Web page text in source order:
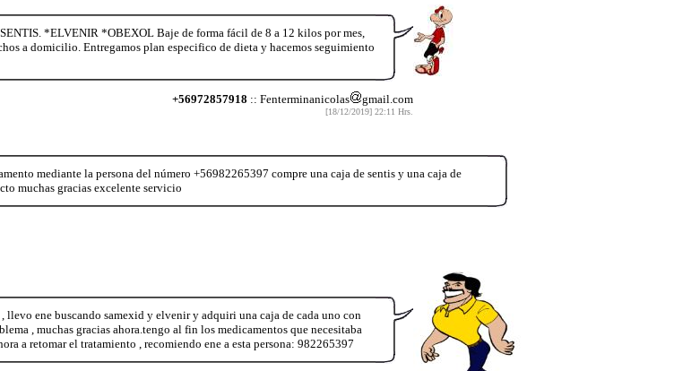
*ELVENIR *OBEXOL Baje de forma fácil de 8 a 12 kilos por mes,
a domicilio. Entregamos plan especifico de dieta y hacemos seguimiento
+56972857918 :: Fenterminanicolas gmail.com
[18/12/2019] 22:11 Hrs.
mediante la persona del número +56982265397 compre una caja de sentis y una caja de
muchas gracias excelente servicio
ene buscando samexid y elvenir y adquiri una caja de cada uno con
, muchas gracias ahora.tengo al fin los medicamentos que necesitaba
a retomar el tratamiento , recomiendo ene a esta persona: 982265397